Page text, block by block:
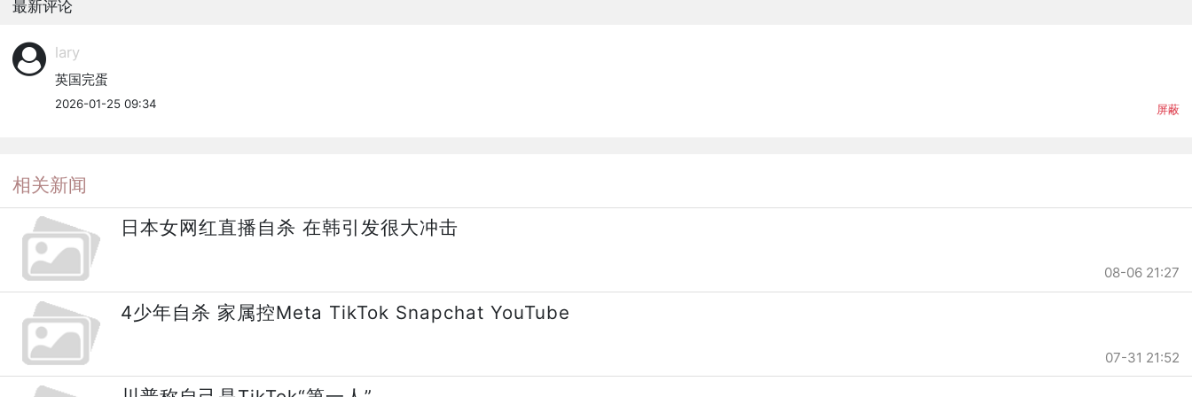
最新评论
lary
英国完蛋
2026-01-25 09:34 屏蔽
相关新闻
日本女网红直播自杀 在韩引发很大冲击
08-06 21:27
4少年自杀 家属控Meta TikTok Snapchat YouTube
07-31 21:52